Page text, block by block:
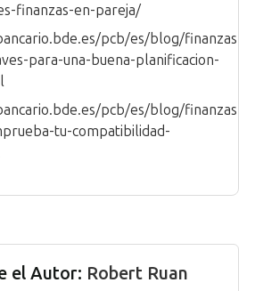
finanzas-en-pareja/
pcb/es/blog/finanzas-
para-una-buena-planificacion-
pcb/es/blog/finanzas-
tu-compatibilidad-
el Autor: Robert Ruan